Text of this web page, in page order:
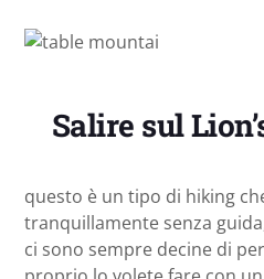
Salire sul
questo è un tipo di hiking
tranquillamente senza
ci sono sempre decine di